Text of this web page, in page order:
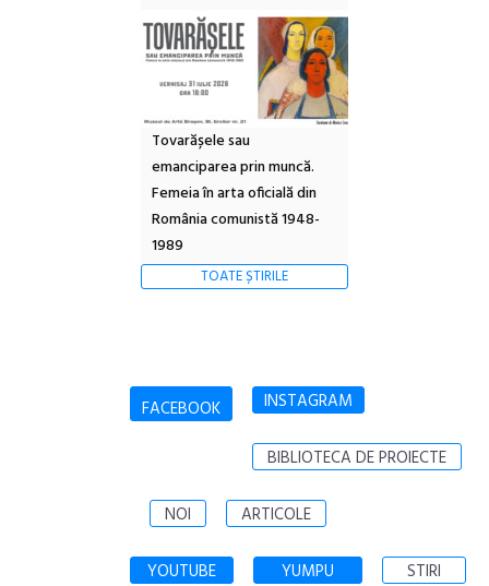
Tovarășele sau
emanciparea prin muncă.
Femeia în arta oficială din
România comunistă 1948-
1989
TOATE ȘTIRILE
FACEBOOK INSTAGRAM
BIBLIOTECA DE PROIECTE
NOI ARTICOLE
YOUTUBE YUMPU STIRI